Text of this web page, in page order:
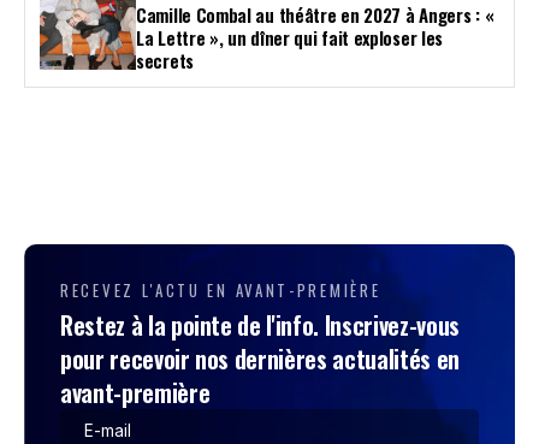
Camille Combal au théâtre en 2027 à Angers : «
La Lettre », un dîner qui fait exploser les
secrets
RECEVEZ L'ACTU EN AVANT-PREMIÈRE
Restez à la pointe de l'info. Inscrivez-vous
pour recevoir nos dernières actualités en
avant-première